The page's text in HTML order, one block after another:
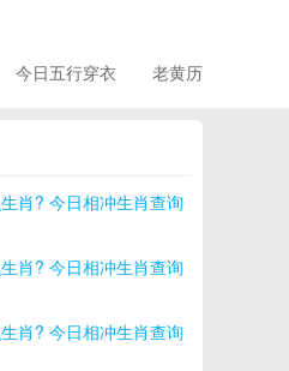
今日五行穿衣 老黄历
肖? 今日相冲生肖查询
肖? 今日相冲生肖查询
肖? 今日相冲生肖查询